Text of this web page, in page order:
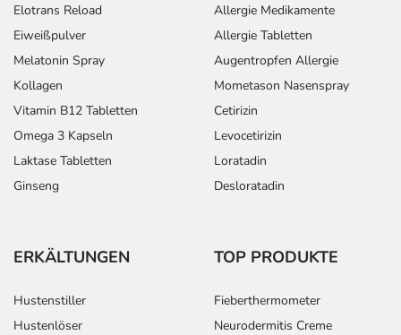
Elotrans Reload
Eiweißpulver
Melatonin Spray
Kollagen
Vitamin B12 Tabletten
Omega 3 Kapseln
Laktase Tabletten
Ginseng
Allergie Medikamente
Allergie Tabletten
Augentropfen Allergie
Mometason Nasenspray
Cetirizin
Levocetirizin
Loratadin
Desloratadin
ERKÄLTUNGEN
Hustenstiller
Hustenlöser
TOP PRODUKTE
Fieberthermometer
Neurodermitis Creme